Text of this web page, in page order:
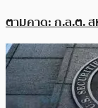
ตามคาด: ก.ล.ต. ส